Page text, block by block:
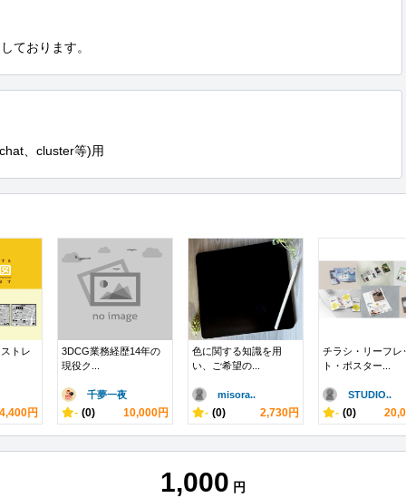
ております。
、cluster等)用
トレ
4,400円
3DCG業務経歴14年の
現役ク...
千夢一夜
- (0) 10,000円
色に関する知識を用
い、ご希望の...
misora..
- (0) 2,730円
チラシ・リーフレ
ト・ポスター...
STUDIO..
- (0)
1,000 円